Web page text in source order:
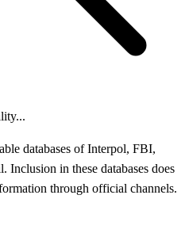
databases of Interpol, FBI,
in these databases does
through official channels.